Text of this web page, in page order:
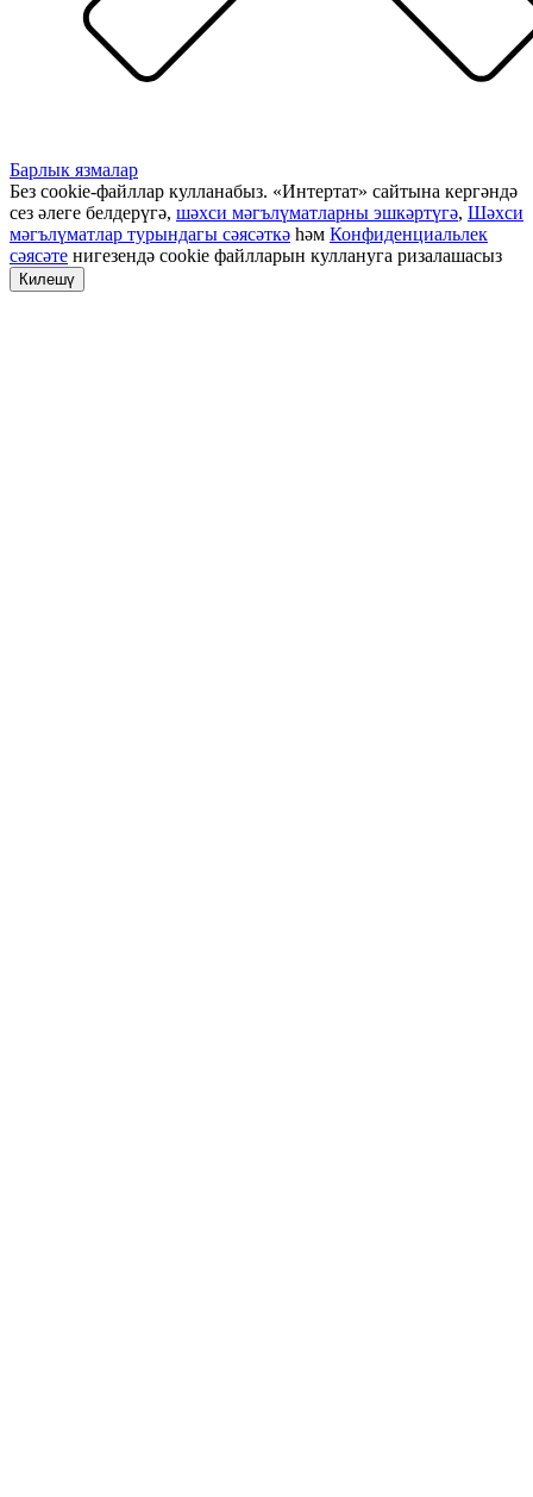
Барлык язмалар
Без cookie-файллар кулланабыз. «Интертат» сайтына кергәндә
сез әлеге белдерүгә, шәхси мәгълүматларны эшкәртүгә, Шәхси
мәгълүматлар турындагы сәясәткә һәм Конфиденциальлек
сәясәте нигезендә cookie файлларын куллануга ризалашасыз
Килешү